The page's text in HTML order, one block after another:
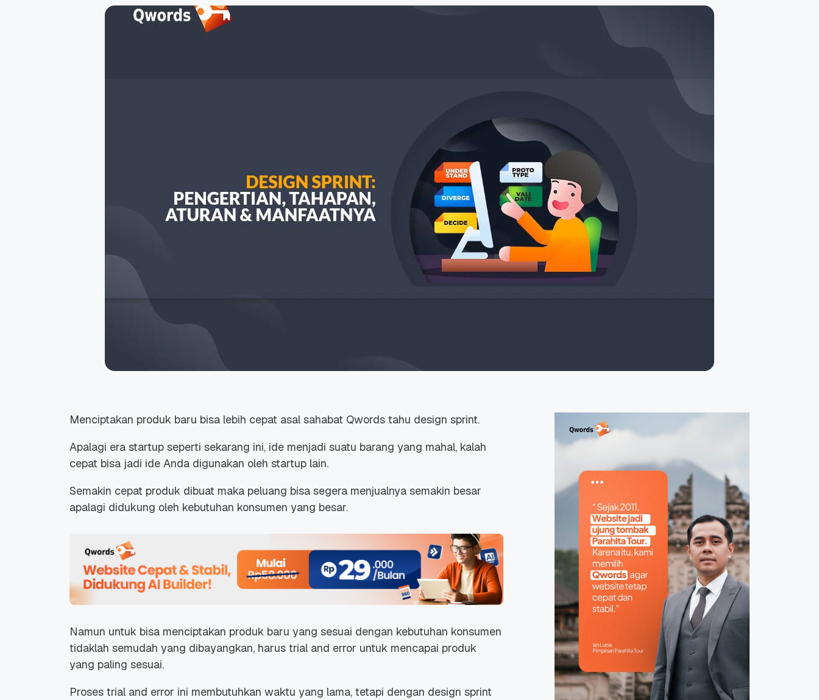
Menciptakan produk baru bisa lebih cepat asal sahabat Qwords tahu design sprint.
Apalagi era startup seperti sekarang ini, ide menjadi suatu barang yang mahal, kalah
cepat bisa jadi ide Anda digunakan oleh startup lain.
Semakin cepat produk dibuat maka peluang bisa segera menjualnya semakin besar
apalagi didukung oleh kebutuhan konsumen yang besar.
Namun untuk bisa menciptakan produk baru yang sesuai dengan kebutuhan konsumen
tidaklah semudah yang dibayangkan, harus trial and error untuk mencapai produk
yang paling sesuai.
Proses trial and error ini membutuhkan waktu yang lama, tetapi dengan design sprint